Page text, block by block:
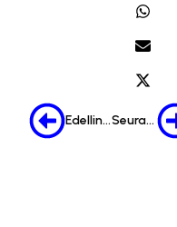
Edellinen Seuraava